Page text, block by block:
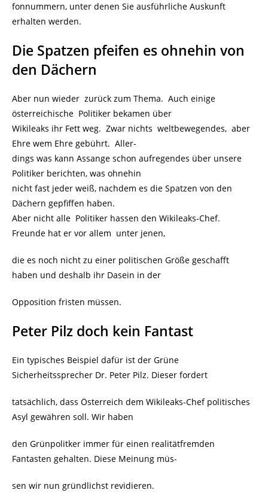
fonnummern, unter denen Sie ausführliche Auskunft
erhalten werden.
Die Spatzen pfeifen es ohnehin von
den Dächern
Aber nun wieder zurück zum Thema. Auch einige
österreichische Politiker bekamen über
Wikileaks ihr Fett weg. Zwar nichts weltbewegendes, aber
Ehre wem Ehre gebührt. Aller-
dings was kann Assange schon aufregendes über unsere
Politiker berichten, was ohnehin
nicht fast jeder weiß, nachdem es die Spatzen von den
Dächern gepfiffen haben.
Aber nicht alle Politiker hassen den Wikileaks-Chef.
Freunde hat er vor allem unter jenen,
die es noch nicht zu einer politischen Größe geschafft
haben und deshalb ihr Dasein in der
Opposition fristen müssen.
Peter Pilz doch kein Fantast
Ein typisches Beispiel dafür ist der Grüne
Sicherheitssprecher Dr. Peter Pilz. Dieser fordert
tatsächlich, dass Österreich dem Wikileaks-Chef politisches
Asyl gewähren soll. Wir haben
den Grünpolitker immer für einen realitätfremden
Fantasten gehalten. Diese Meinung müs-
sen wir nun gründlichst revidieren.